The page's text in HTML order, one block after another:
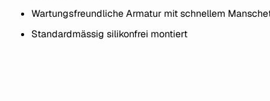
Wartungsfreundliche Armatur mit schnellem
Standardmässig silikonfrei montiert